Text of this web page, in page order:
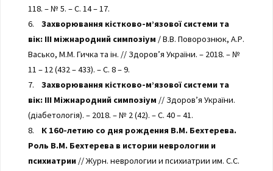
118. – № 5. – С. 14 – 17.
6. Захворювання кістково-м’язової системи та
вік: III міжнародний симпозіум / В.В. Поворознюк, А.Р.
Васько, М.М. Гичка та ін. // Здоров’я України. – 2018. – №
11 – 12 (432 – 433). – С. 8 – 9.
7. Захворювання кістково-м’язової системи та
вік: III Міжнародний симпозіум // Здоров’я України.
(діабетологія). – 2018. – № 2 (42). – С. 40 – 41.
8. К 160-летию со дня рождения В.М. Бехтерева.
Роль В.М. Бехтерева в истории неврологии и
психиатрии// Журн. неврологии и психиатрии им. С.С.